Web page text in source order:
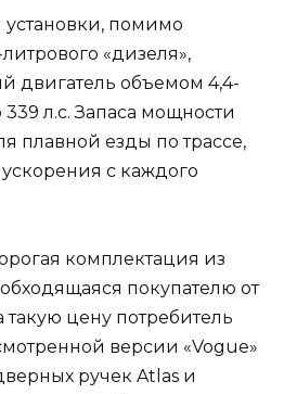
установки, помимо
«дизеля»,
двигатель объемом 4,4-
л.с. Запаса мощности
плавной езды по трассе,
с каждого
комплектация из
покупателю от
такую цену потребитель
версии «Vogue»
ручек Atlas и